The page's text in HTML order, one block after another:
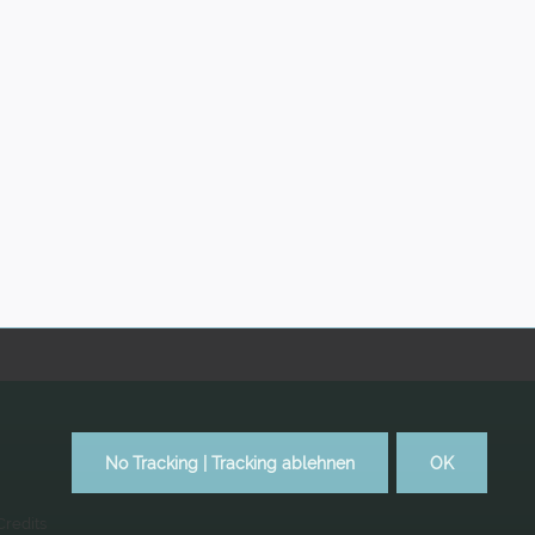
No Tracking | Tracking ablehnen OK